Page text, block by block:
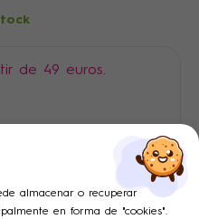
de 49 euros.
×
×
×
productos en su lista de
almacenar o recuperar
en forma de "cookies".